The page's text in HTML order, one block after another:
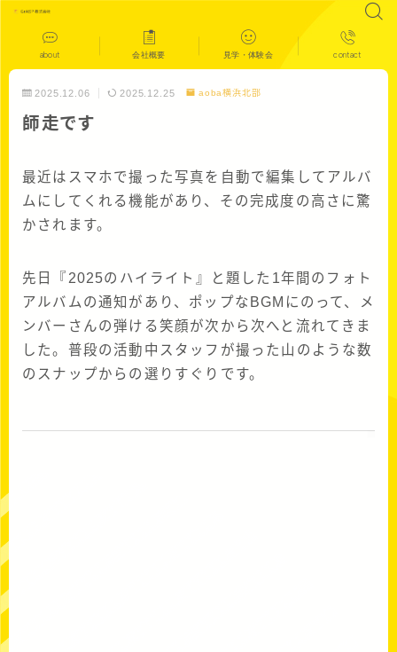
about 会社概要 見学・体験会 contact
2025.12.06 2025.12.25 aoba横浜北部
師走です
最近はスマホで撮った写真を自動で編集してアルバ
ムにしてくれる機能があり、その完成度の高さに驚
かされます。
先日『2025のハイライト』と題した1年間のフォト
アルバムの通知があり、ポップなBGMにのって、メ
ンバーさんの弾ける笑顔が次から次へと流れてきま
した。普段の活動中スタッフが撮った山のような数
のスナップからの選りすぐりです。